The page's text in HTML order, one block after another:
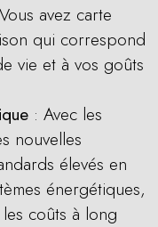
avez carte
qui correspond
vie et à vos goûts
: Avec les
nouvelles
élevés en
énergétiques,
coûts à long